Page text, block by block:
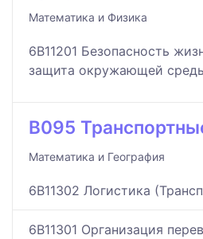
Математика и Физика
6B11201 Безопасность
защита окружающей
B095
Математика и География
6B11302 Логистика
6B11301 Организация